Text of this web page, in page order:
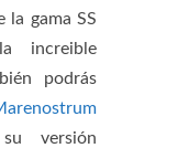
la gama SS
increible
podrás
versión